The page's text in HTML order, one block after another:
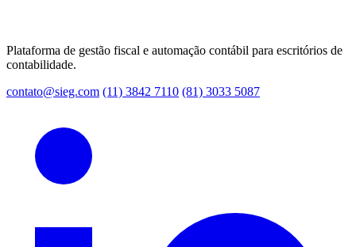
Plataforma de gestão fiscal e automação contábil para escritórios de
contabilidade.
contato@sieg.com (11) 3842 7110 (81) 3033 5087